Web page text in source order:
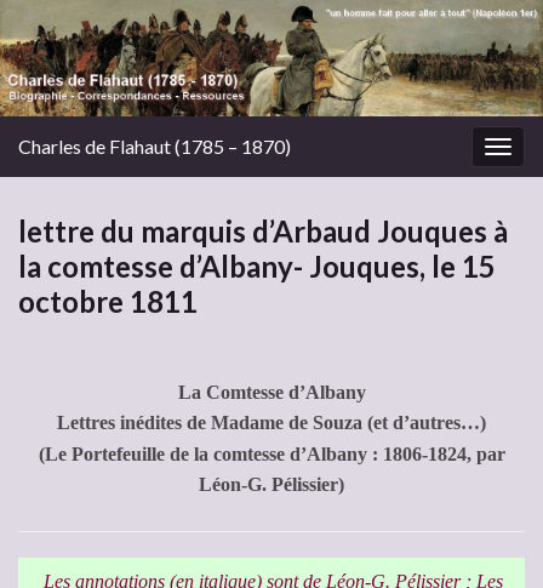
Charles de Flahaut (1785 – 1870)
lettre du marquis d’Arbaud Jouques à
la comtesse d’Albany- Jouques, le 15
octobre 1811
La Comtesse d’Albany
Lettres inédites de Madame de Souza (et d’autres…)
(Le Portefeuille de la comtesse d’Albany : 1806-1824, par
Léon-G. Pélissier)
Les annotations (en italique) sont de Léon-G. Pélissier ; Les